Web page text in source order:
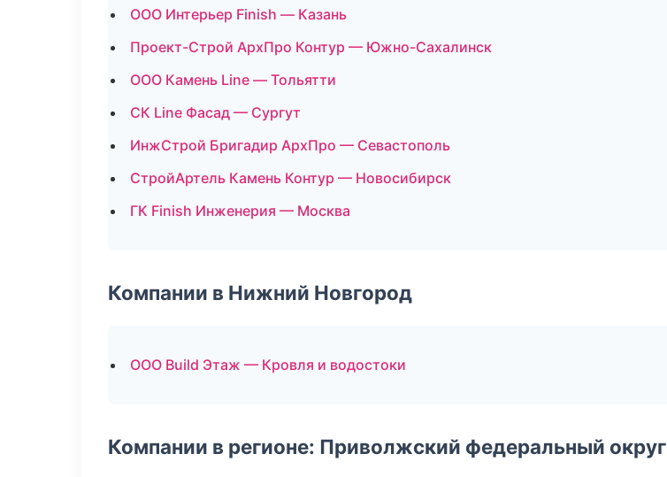
ООО Интерьер Finish — Казань
Проект-Строй АрхПро Контур — Южно-Сахалинск
ООО Камень Line — Тольятти
СК Line Фасад — Сургут
ИнжСтрой Бригадир АрхПро — Севастополь
СтройАртель Камень Контур — Новосибирск
ГК Finish Инженерия — Москва
Компании в Нижний Новгород
ООО Build Этаж — Кровля и водостоки
Компании в регионе: Приволжский федеральный округ